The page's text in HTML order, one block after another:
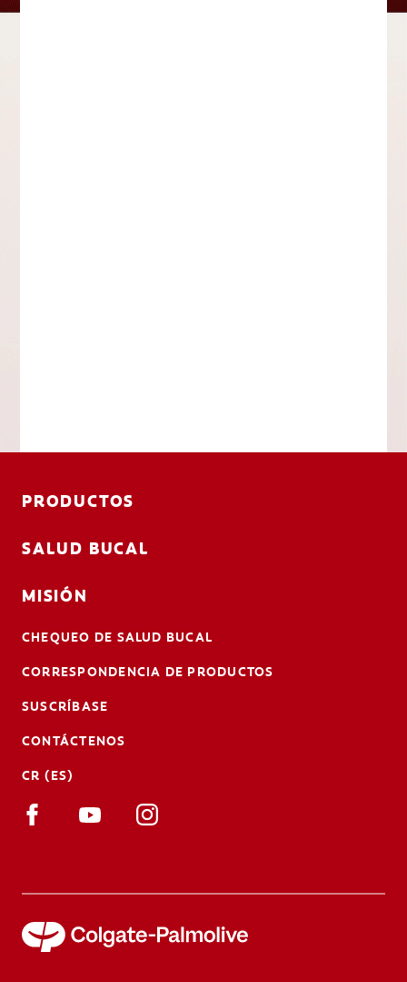
PRODUCTOS
SALUD BUCAL
MISIÓN
CHEQUEO DE SALUD BUCAL
CORRESPONDENCIA DE PRODUCTOS
SUSCRÍBASE
CONTÁCTENOS
CR (ES)